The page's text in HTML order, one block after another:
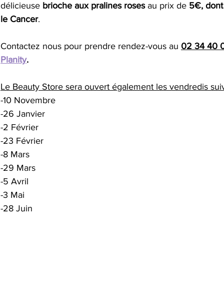
délicieuse brioche aux pralines roses au prix de 5€,
le Cancer.
Contactez nous pour prendre rendez-vous au 02 34 40
Planity.
Le Beauty Store sera ouvert également les vendredis
-10 Novembre
-26 Janvier
-2 Février
-23 Février
-8 Mars
-29 Mars
-5 Avril
-3 Mai
-28 Juin